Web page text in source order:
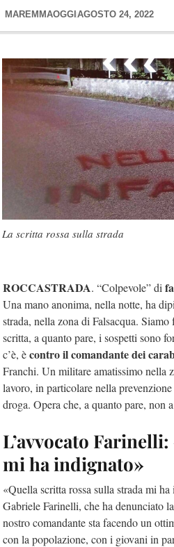
MAREMMAOGGI AGOSTO 24, 2022
La scritta rossa sulla strada
ROCCASTRADA. “Colpevole” di
Una mano anonima, nella notte, ha
strada, nella zona di Falsacqua.
scritta, a quanto pare, i sospetti sono
c’è, ècontro il comandante dei
Franchi. Un militare amatissimo nella
lavoro, in particolare nella
droga. Opera che, a quanto pare, non
L’avvocato
mi ha indignato»
«Quella scritta rossa sulla strada mi
Gabriele Farinelli, che ha denunciato
nostro comandante sta facendo un
con la popolazione, con i giovani in